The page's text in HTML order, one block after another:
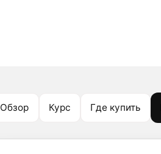
Обзор Курс Где купить